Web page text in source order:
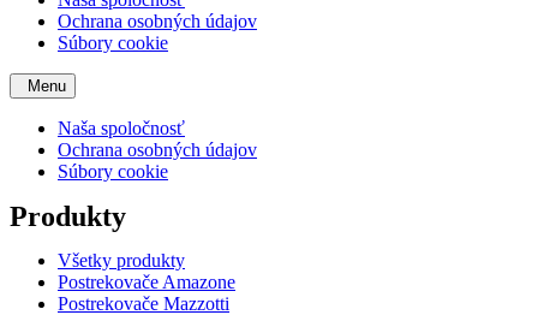
Ochrana osobných údajov
Súbory cookie
Menu
Naša spoločnosť
Ochrana osobných údajov
Súbory cookie
Produkty
Všetky produkty
Postrekovače Amazone
Postrekovače Mazzotti